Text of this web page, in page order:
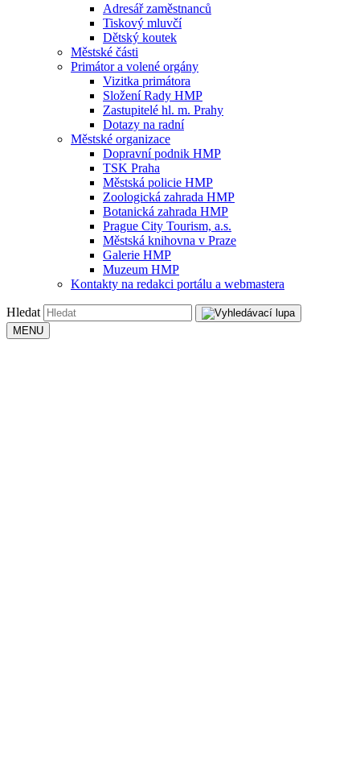
Adresář zaměstnanců
Tiskový mluvčí
Dětský koutek
Městské části
Primátor a volené orgány
Vizitka primátora
Složení Rady HMP
Zastupitelé hl. m. Prahy
Dotazy na radní
Městské organizace
Dopravní podnik HMP
TSK Praha
Městská policie HMP
Zoologická zahrada HMP
Botanická zahrada HMP
Prague City Tourism, a.s.
Městská knihovna v Praze
Galerie HMP
Muzeum HMP
Kontakty na redakci portálu a webmastera
Hledat
MENU